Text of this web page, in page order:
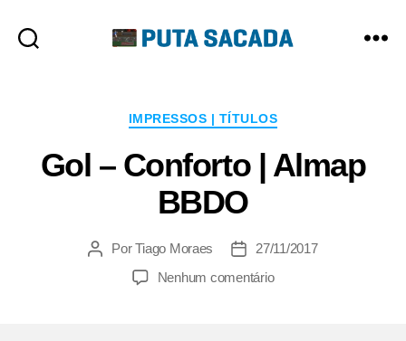
Categorias
IMPRESSOS | TÍTULOS
Gol – Conforto | Almap
BBDO
AutorPorTiago Moraes
Data27/11/2017
Nenhum comentárioem